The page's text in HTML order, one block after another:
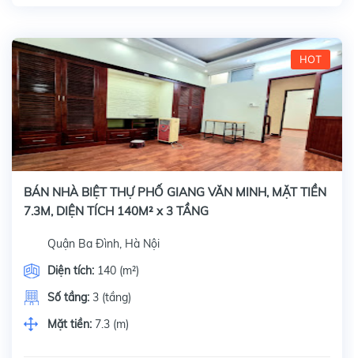
HOT
BÁN NHÀ BIỆT THỰ PHỐ GIANG VĂN MINH, MẶT TIỀN
7.3M, DIỆN TÍCH 140M² x 3 TẦNG
Quận Ba Đình, Hà Nội
Diện tích: 140 (m²)
Số tầng: 3 (tầng)
Mặt tiền: 7.3 (m)